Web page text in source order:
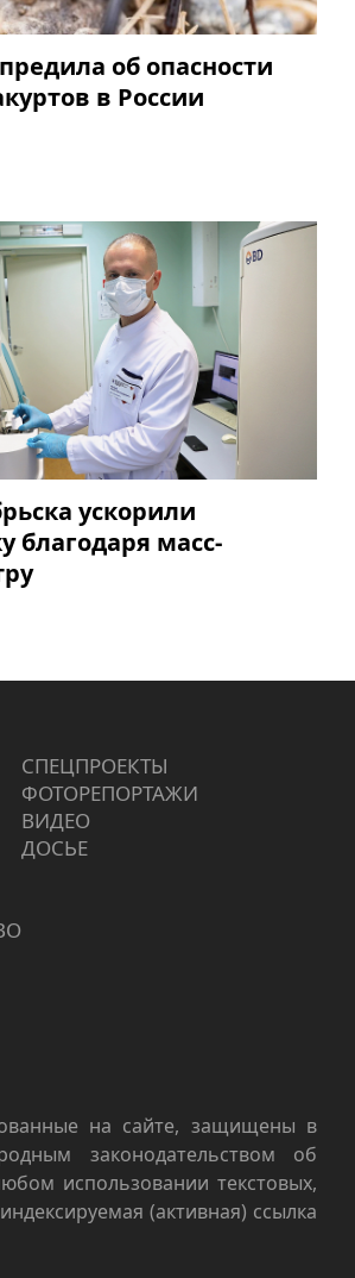
об опасности
в России
ускорили
благодаря масс-
СПЕЦПРОЕКТЫ
ФОТОРЕПОРТАЖИ
ВИДЕО
ДОСЬЕ
на сайте, защищены в
законодательством об
использовании текстовых,
(активная) ссылка